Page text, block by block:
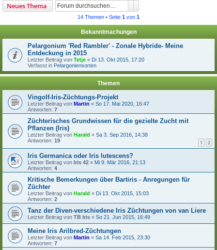
Neues Thema
14 Themen • Seite 1 von 1
Bekanntmachungen
Pelargonium 'Red Rambler' - Zonale Hybride- Meine
Entdeckung in 2015
Letzter Beitrag von Tetje « Di 13. Okt 2015, 17:20
Verfasst in Pelargoniensorten
Themen
Vingolf-Iris-Züchtungs-Projekt
Letzter Beitrag von Martin « So 17. Mai 2020, 16:47
Antworten: 7
Züchterisches Grundwissen für die gezielte Zucht mit
Pflanzen (Iris)
Letzter Beitrag von Harald « Sa 3. Sep 2016, 14:38
Antworten: 19 1 2
Iris Germanica oder Iris lutescens?
Letzter Beitrag von Iris 42 « Mi 9. Mär 2016, 21:13
Antworten: 4
Kritische Bemerkungen über Bartiris - Anregungen für
Züchter
Letzter Beitrag von Harald « Di 13. Okt 2015, 15:03
Antworten: 2
Tanz der Diven-verschiedene Iris Züchtungen von van Liere
Letzter Beitrag von TB Iris « So 21. Jun 2015, 16:49
Meine Iris Arilbred-Züchtungen
Letzter Beitrag von Martin « Sa 14. Feb 2015, 23:30
Antworten: 7